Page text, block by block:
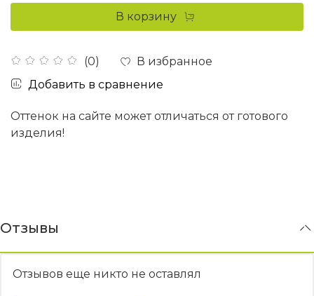
(0)
В избранное
Добавить в сравнение
В корзину
Оттенок на сайте может отличаться от готового
изделия!
Отзывы
Отзывов еще никто не оставлял